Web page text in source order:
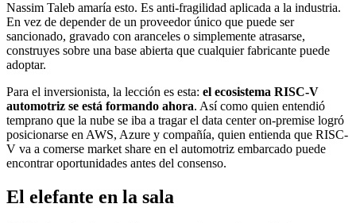
Nassim Taleb amaría esto. Es anti-fragilidad aplicada a la industria.
En vez de depender de un proveedor único que puede ser
sancionado, gravado con aranceles o simplemente atrasarse,
construyes sobre una base abierta que cualquier fabricante puede
adoptar.
Para el inversionista, la lección es esta: el ecosistema RISC-V
automotriz se está formando ahora. Así como quien entendió
temprano que la nube se iba a tragar el data center on-premise logró
posicionarse en AWS, Azure y compañía, quien entienda que RISC-
V va a comerse market share en el automotriz embarcado puede
encontrar oportunidades antes del consenso.
El elefante en la sala